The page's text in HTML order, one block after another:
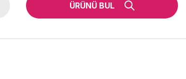
ÜRÜNÜ BUL